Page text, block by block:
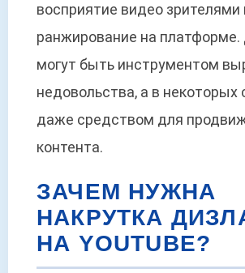
восприятие видео зрителями
ранжирование на платформе.
могут быть инструментом
недовольства, а в некоторых
даже средством для
контента.
ЗАЧЕМ НУЖНА
НАКРУТКА
НА YOUTUBE?